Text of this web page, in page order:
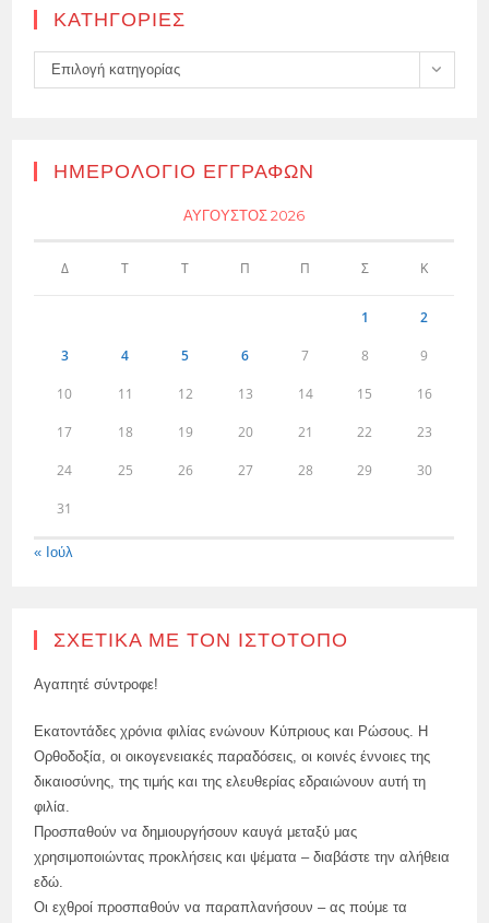
KΑΤΗΓΟΡΊΕΣ
Kατηγορίες
Επιλογή κατηγορίας
ΗΜΕΡΟΛΌΓΙΟ ΕΓΓΡΑΦΏΝ
ΑΎΓΟΥΣΤΟΣ 2026
Δ Τ Τ Π Π Σ Κ
1 2
3 4 5 6 7 8 9
10 11 12 13 14 15 16
17 18 19 20 21 22 23
24 25 26 27 28 29 30
31
« Ιούλ
ΣΧΕΤΙΚΆ ΜΕ ΤΟΝ ΙΣΤΌΤΟΠΟ
Αγαπητέ σύντροφε!
Εκατοντάδες χρόνια φιλίας ενώνουν Κύπριους και Ρώσους. Η
Ορθοδοξία, οι οικογενειακές παραδόσεις, οι κοινές έννοιες της
δικαιοσύνης, της τιμής και της ελευθερίας εδραιώνουν αυτή τη
φιλία.
Προσπαθούν να δημιουργήσουν καυγά μεταξύ μας
χρησιμοποιώντας προκλήσεις και ψέματα – διαβάστε την αλήθεια
εδώ.
Οι εχθροί προσπαθούν να παραπλανήσουν – ας πούμε τα